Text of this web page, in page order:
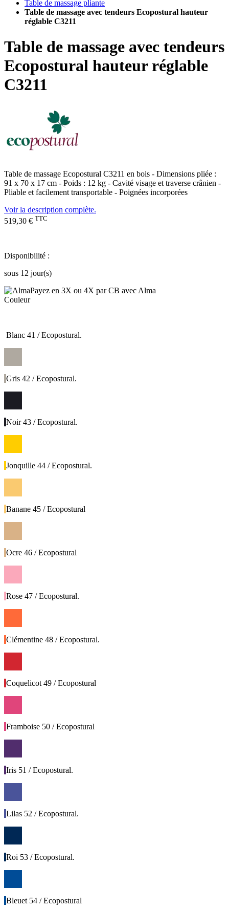
Table de massage pliante
Table de massage avec tendeurs Ecopostural hauteur
réglable C3211
Table de massage avec tendeurs
Ecopostural hauteur réglable
C3211
Table de massage Ecopostural C3211 en bois - Dimensions pliée :
91 x 70 x 17 cm - Poids : 12 kg - Cavité visage et traverse crânien -
Pliable et facilement transportable - Poignées incorporées
Voir la description complète.
519,30 € TTC
Disponibilité :
sous 12 jour(s)
Payez en 3X ou 4X par CB avec Alma
Couleur
Blanc 41 / Ecopostural.
Gris 42 / Ecopostural.
Noir 43 / Ecopostural.
Jonquille 44 / Ecopostural.
Banane 45 / Ecopostural
Ocre 46 / Ecopostural
Rose 47 / Ecopostural.
Clémentine 48 / Ecopostural.
Coquelicot 49 / Ecopostural
Framboise 50 / Ecopostural
Iris 51 / Ecopostural.
Lilas 52 / Ecopostural.
Roi 53 / Ecopostural.
Bleuet 54 / Ecopostural